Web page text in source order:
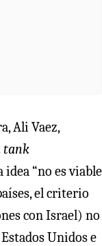
Ali Vaez,
tank
“no es viable
el criterio
con Israel) no
Unidos e